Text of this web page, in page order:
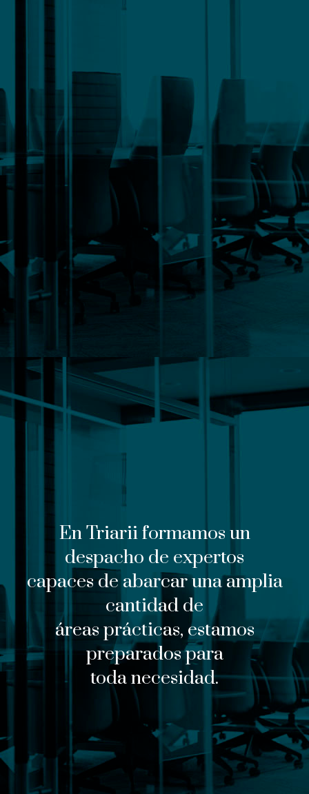
En Triarii formamos un
despacho de expertos
capaces de abarcar una amplia
cantidad de
áreas prácticas, estamos
preparados para
toda necesidad.